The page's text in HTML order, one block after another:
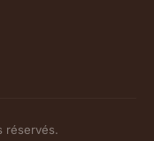
réservés.